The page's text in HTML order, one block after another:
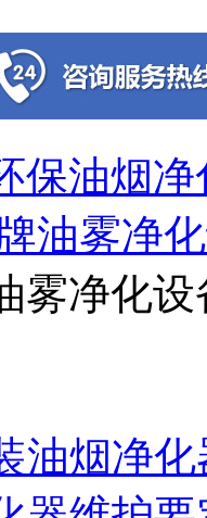
保油烟
油雾净
雾净化
油烟净